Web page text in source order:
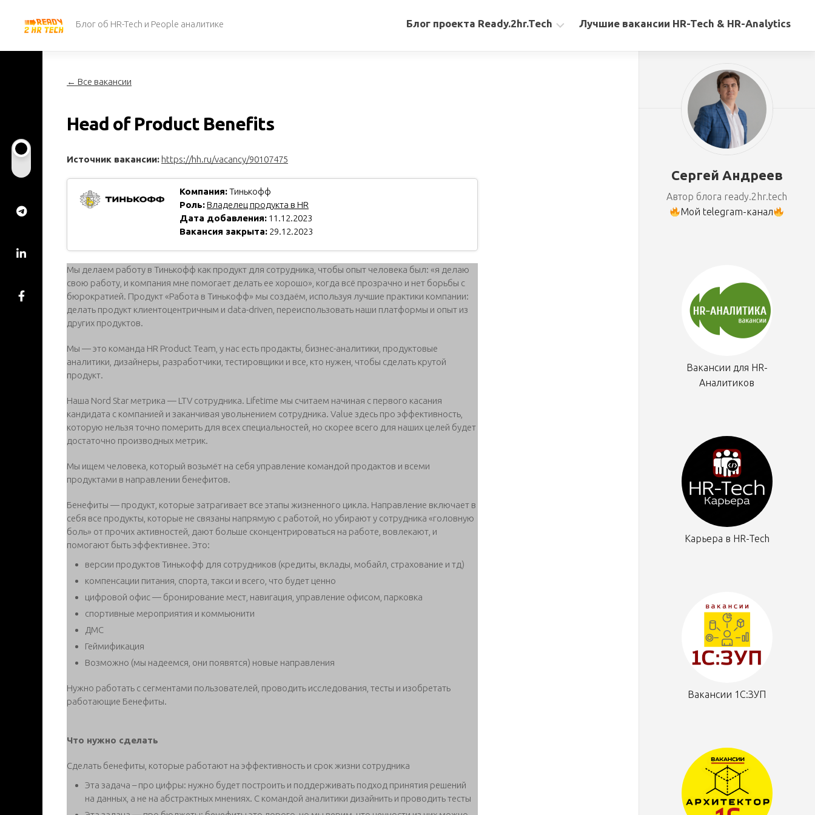
содержанию
Блог об HR-Tech и People аналитике Блог проекта Ready.2hr.Tech Лучшие вакансии HR-Tech & HR-Analytics
← Все вакансии
Head of Product Benefits
Источник вакансии: https://hh.ru/vacancy/90107475
Компания:Тинькофф
Роль:Владелец продукта в HR
Дата добавления: 11.12.2023
Вакансия закрыта: 29.12.2023
Мы делаем работу в Тинькофф как продукт для сотрудника, чтобы опыт человека был: «я делаю
свою работу, и компания мне помогает делать ее хорошо», когда всё прозрачно и нет борьбы с
бюрократией. Продукт «Работа в Тинькофф» мы создаём, используя лучшие практики компании:
делать продукт клиентоцентричным и data-driven, переиспользовать наши платформы и опыт из
других продуктов.
Мы — это команда HR Product Team, у нас есть продакты, бизнес-аналитики, продуктовые
аналитики, дизайнеры, разработчики, тестировщики и все, кто нужен, чтобы сделать крутой
продукт.
Наша Nord Star метрика — LTV сотрудника. Lifetime мы считаем начиная с первого касания
кандидата с компанией и заканчивая увольнением сотрудника. Value здесь про эффективность,
которую нельзя точно померить для всех специальностей, но скорее всего для наших целей будет
достаточно производных метрик.
Мы ищем человека, который возьмёт на себя управление командой продактов и всеми
продуктами в направлении бенефитов.
Бенефиты — продукт, которые затрагивает все этапы жизненного цикла. Направление включает в
себя все продукты, которые не связаны напрямую с работой, но убирают у сотрудника «головную
боль» от прочих активностей, дают больше сконцентрироваться на работе, вовлекают, и
помогают быть эффективнее. Это:
версии продуктов Тинькофф для сотрудников (кредиты, вклады, мобайл, страхование и тд)
компенсации питания, спорта, такси и всего, что будет ценно
цифровой офис — бронирование мест, навигация, управление офисом, парковка
спортивные мероприятия и коммьюнити
ДМС
Геймификация
Возможно (мы надеемся, они появятся) новые направления
Нужно работать с сегментами пользователей, проводить исследования, тесты и изобретать
работающие Бенефиты.
Что нужно сделать
Сделать бенефиты, которые работают на эффективность и срок жизни сотрудника
Эта задача – про цифры: нужно будет построить и поддерживать подход принятия решений
на данных, а не на абстрактных мнениях. С командой аналитики дизайнить и проводить тесты
Сергей Андреев
Автор блога ready.2hr.tech
Мой telegram-канал
Вакансии для HR-
Аналитиков
Карьера в HR-Tech
Вакансии 1С:ЗУП